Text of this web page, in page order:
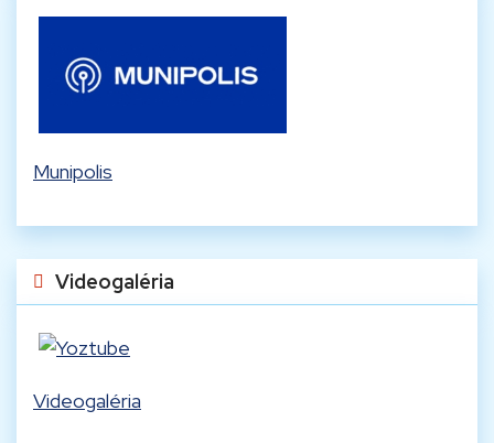
Munipolis
Videogaléria
Videogaléria